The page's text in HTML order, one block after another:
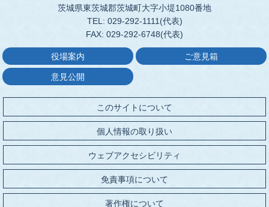
茨城県東茨城郡茨城町大字小堤1080番地
TEL: 029-292-1111(代表)
FAX: 029-292-6748(代表)
役場案内 ご意見箱
意見公開
このサイトについて
個人情報の取り扱い
ウェブアクセシビリティ
免責事項について
著作権について